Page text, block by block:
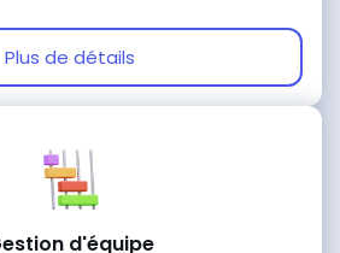
Plus de détails
d'équipe